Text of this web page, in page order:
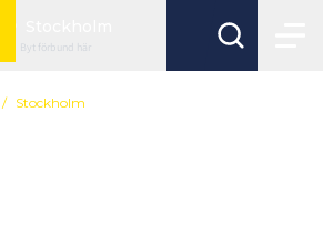
Byt förbund här
/ Stockholm